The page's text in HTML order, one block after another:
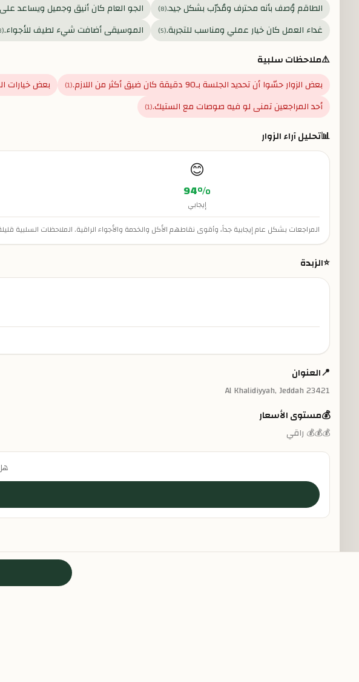
الطاقم وُصف بأنه محترف ومُدرّب بشكل جيد.(
8
) الجو العام كان أنيق وجميل ويساعد على
غداء العمل كان خيار عملي ومناسب للتجربة.(
5
) الموسيقى أضافت شيء لطيف للأجواء.(
⚠️ملاحظات سلبية
بعض الزوار حسّوا أن تحديد الجلسة بـ90 دقيقة كان ضيق أكثر من اللازم. (
1
) بعض خيارات
أحد المراجعين تمنى لو فيه صوصات مع الستيك.(
1
)
📊تحليل آراء الزوار
😊
94%
إيجابي
المراجعات بشكل عام إيجابية جداً، وأقوى نقاطهم الأكل والخدمة والأجواء الراقية. الملاحظات السلبية
⭐الزبدة
📍العنوان
Al Khalidiyyah, Jeddah 23421
💰مستوى الأسعار
💰💰💰 راقي